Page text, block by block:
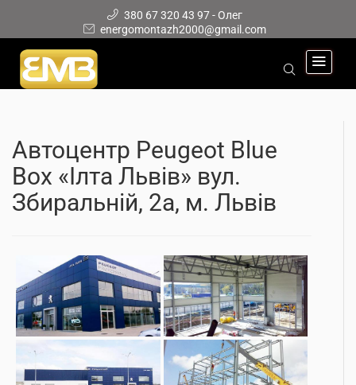
380 67 320 43 97 - Олег
energomontazh2000@gmail.com
Автоцентр Peugeot Blue
Box «Ілта Львів» вул.
Збиральній, 2а, м. Львів